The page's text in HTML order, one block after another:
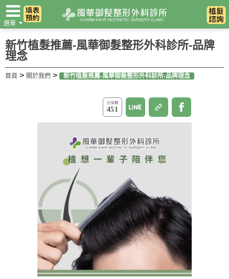
翻譯
選單
新竹植髮推薦-風華御髮整形外科診所-品牌
理念
首頁 > 關於我們 > 新竹植髮推薦-風華御髮整形外科診所-品牌理念
451